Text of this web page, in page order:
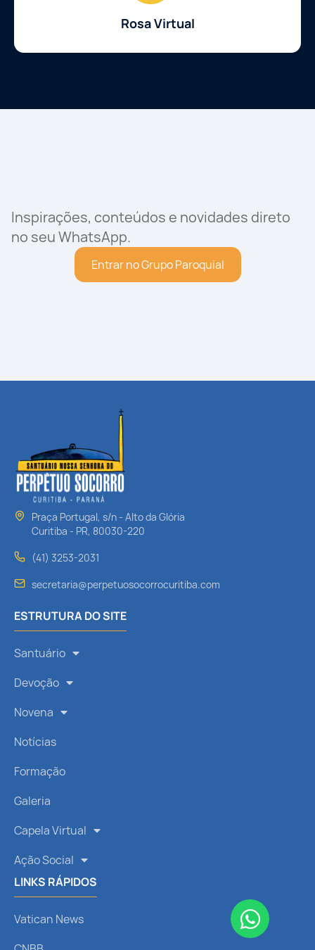
Rosa Virtual
Inspirações, conteúdos e novidades direto
no seu WhatsApp.
Entrar no Grupo Paroquial
Praça Portugal, s/n - Alto da Glória
Curitiba - PR, 80030-220
(41) 3253-2031
secretaria@perpetuosocorrocuritiba.com
ESTRUTURA DO SITE
Santuário
Devoção
Novena
Notícias
Formação
Galeria
Capela Virtual
Ação Social
LINKS RÁPIDOS
Vatican News